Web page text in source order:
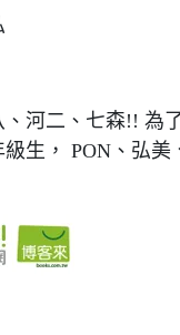
、河二、七森!!
生， PON、弘美